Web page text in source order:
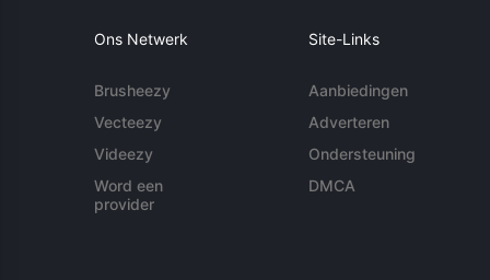
Ons Netwerk
Brusheezy
Vecteezy
Videezy
Word een
provider
Site-Links
Aanbiedingen
Adverteren
Ondersteuning
DMCA